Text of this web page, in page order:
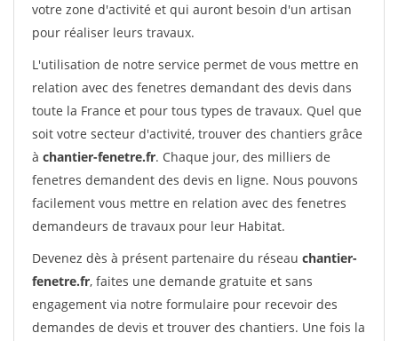
votre zone d'activité et qui auront besoin d'un artisan
pour réaliser leurs travaux.
L'utilisation de notre service permet de vous mettre en
relation avec des fenetres demandant des devis dans
toute la France et pour tous types de travaux. Quel que
soit votre secteur d'activité, trouver des chantiers grâce
à chantier-fenetre.fr. Chaque jour, des milliers de
fenetres demandent des devis en ligne. Nous pouvons
facilement vous mettre en relation avec des fenetres
demandeurs de travaux pour leur Habitat.
Devenez dès à présent partenaire du réseau chantier-
fenetre.fr, faites une demande gratuite et sans
engagement via notre formulaire pour recevoir des
demandes de devis et trouver des chantiers. Une fois la